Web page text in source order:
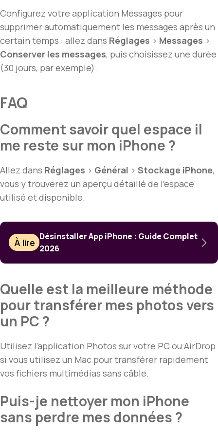
Configurez votre application Messages pour
supprimer automatiquement les messages après un
certain temps : allez dans Réglages > Messages >
Conserver les messages, puis choisissez une durée
(30 jours, par exemple).
FAQ
Comment savoir quel espace il
me reste sur mon iPhone ?
Allez dans Réglages > Général > Stockage iPhone,
vous y trouverez un aperçu détaillé de l’espace
utilisé et disponible.
À lire
Désinstaller App iPhone : Guide Complet
2026
Quelle est la meilleure méthode
pour transférer mes photos vers
un PC ?
Utilisez l’application Photos sur votre PC ou AirDrop
si vous utilisez un Mac pour transférer rapidement
vos fichiers multimédias sans câble.
Puis-je nettoyer mon iPhone
sans perdre mes données ?